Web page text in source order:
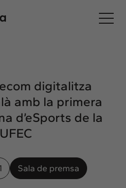
digitalitza
amb la primera
d’eSports de la
UFEC
Sala de premsa